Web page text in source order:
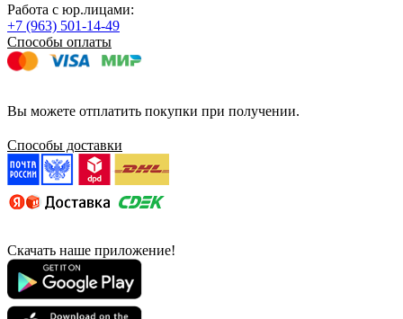
Работа с юр.лицами:
+7 (963) 501-14-49
Способы оплаты
Вы можете отплатить покупки при получении.
Способы доставки
Скачать наше приложение!